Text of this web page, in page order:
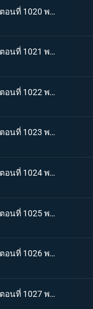
One piece วันพีช ตอนที่ 1020 พากย์ไทย ซันจิตะโกนสุดเสียง! SOS ที่ดังก้องทั่วเกาะ
One piece วันพีช ตอนที่ 1021 พากย์ไทย สแพงค์แสนรุนแรง! ปัญหาเรื่องผู้หญิงของซันจิ
One piece วันพีช ตอนที่ 1022 พากย์ไทย ไม่นึกเสียใจ ลูฟี่กับลูกพี่สายสัมพันธ์ศิษย์อาจารย์
One piece วันพีช ตอนที่ 1023 พากย์ไทย เตรียมพร้อมเรียบร้อย! ช็อปเปอร์เฟจเนบูไลเซอร์
One piece วันพีช ตอนที่ 1024 พากย์ไทย โอเด้งปรากฏตัว! จิตใจของปลอกดาบแดงหวั่นไหว
One piece วันพีช ตอนที่ 1025 พากย์ไทย รุ่นที่เลวร้ายที่สุดพินาศสิ้น! ท่าใหญ่ของสี่จักรพรรดิ
One piece วันพีช ตอนที่ 1026 พากย์ไทย ซุปเปอร์โนวาโต้กลับแผนแยก 4 จักรพรรดิ
One piece วันพีช ตอนที่ 1027 พากย์ไทย ปกป้องลูฟี่ไว้! วิชาดาบของโซโลกับลอว์